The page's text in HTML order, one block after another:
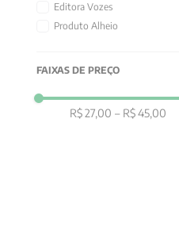
Editora Vozes
Produto Alheio
FAIXAS DE PREÇO
R$ 27,00 – R$ 45,00